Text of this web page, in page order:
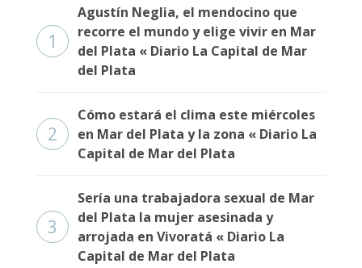
1
Agustín Neglia, el mendocino que
recorre el mundo y elige vivir en Mar
del Plata « Diario La Capital de Mar
del Plata
2
Cómo estará el clima este miércoles
en Mar del Plata y la zona « Diario La
Capital de Mar del Plata
3
Sería una trabajadora sexual de Mar
del Plata la mujer asesinada y
arrojada en Vivoratá « Diario La
Capital de Mar del Plata